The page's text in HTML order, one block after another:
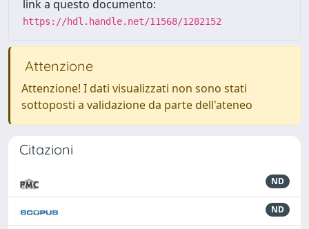
link a questo documento:
https://hdl.handle.net/11568/1282152
Attenzione
Attenzione! I dati visualizzati non sono stati
sottoposti a validazione da parte dell'ateneo
Citazioni
ND
ND